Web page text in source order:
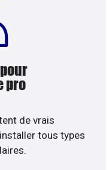
pro
de vrais
tous types